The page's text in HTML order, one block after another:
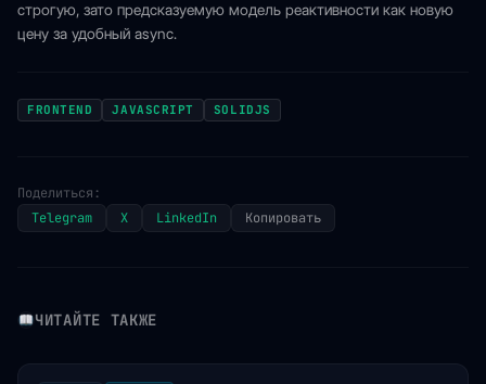
строгую, зато предсказуемую модель реактивности как новую
цену за удобный async.
FRONTEND JAVASCRIPT SOLIDJS
Поделиться:
Telegram
X LinkedIn Копировать
ЧИТАЙТЕ ТАКЖЕ